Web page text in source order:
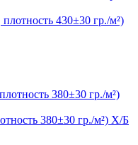
430±30 гр./м²)
380±30 гр./м²) Х/Б